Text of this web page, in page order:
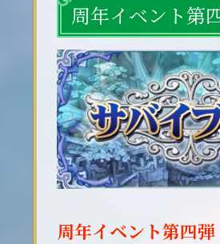
周年イベント第
周年イベント第四弾